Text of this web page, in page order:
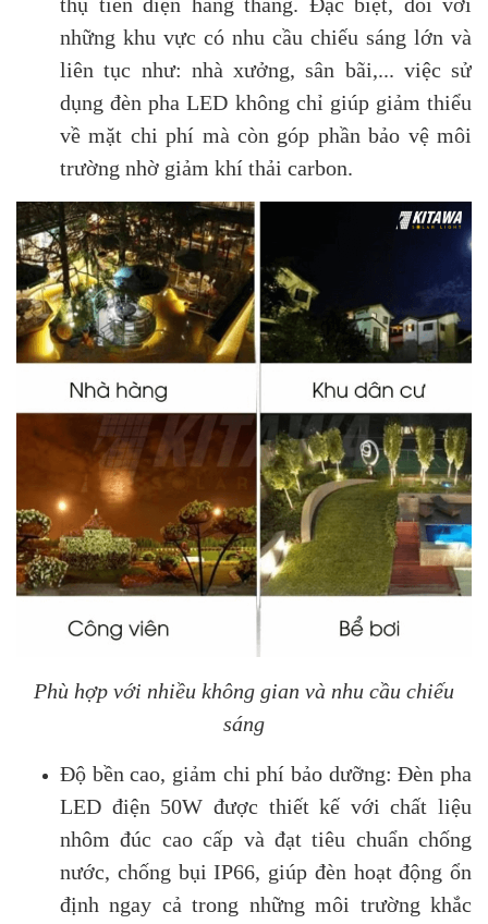
những khu vực có nhu cầu chiếu sáng lớn và
liên tục như: nhà xưởng, sân bãi,... việc sử
dụng đèn pha LED không chỉ giúp giảm thiểu
về mặt chi phí mà còn góp phần bảo vệ môi
trường nhờ giảm khí thải carbon.
Phù hợp với nhiều không gian và nhu cầu chiếu
sáng
Độ bền cao, giảm chi phí bảo dưỡng: Đèn pha
LED điện 50W được thiết kế với chất liệu
nhôm đúc cao cấp và đạt tiêu chuẩn chống
nước, chống bụi IP66, giúp đèn hoạt động ổn
định ngay cả trong những môi trường khắc